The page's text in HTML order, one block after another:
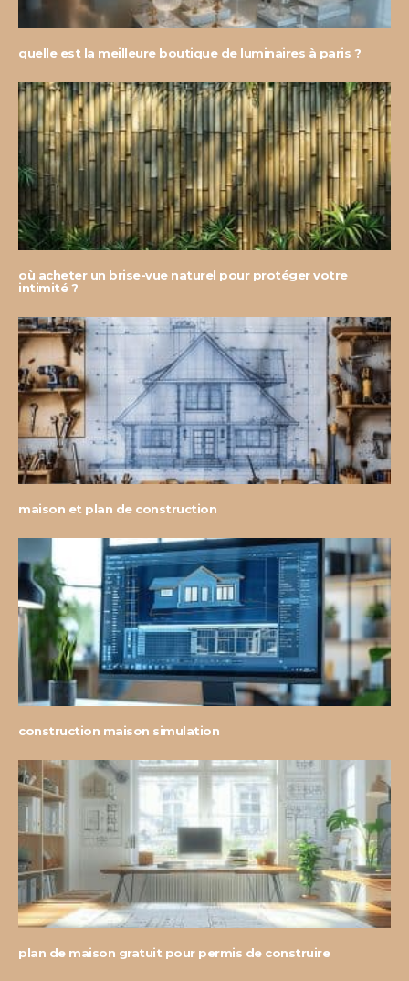
quelle est la meilleure boutique de luminaires à paris ?
où acheter un brise-vue naturel pour protéger votre
intimité ?
maison et plan de construction
construction maison simulation
plan de maison gratuit pour permis de construire